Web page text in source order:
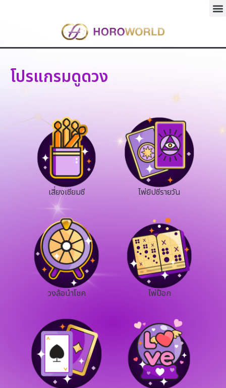
โปรแกรมดูดวง
เสี่ยงเซียมซี ไพ่ยิปซีรายวัน
วงล้อนำโชค ไพ่ป๊อก